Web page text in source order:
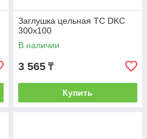
Заглушка цельная ТС DKC
300х100
В наличии
3 565 ₸
Купить